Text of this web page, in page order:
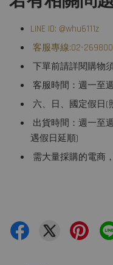
LINE ID: @whu6111z
客服專線:02-
下單前請詳閱購物
客服時間：週一至
六、日、國定假日(
出貨時間：週一至
遇假日延順)
需大量採購的電商